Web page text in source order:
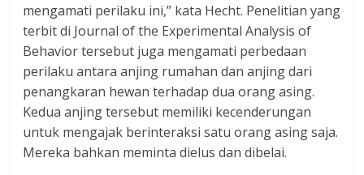
mengamati perilaku ini,” kata Hecht. Penelitian yang
terbit di Journal of the Experimental Analysis of
Behavior tersebut juga mengamati perbedaan
perilaku antara anjing rumahan dan anjing dari
penangkaran hewan terhadap dua orang asing.
Kedua anjing tersebut memiliki kecenderungan
untuk mengajak berinteraksi satu orang asing saja.
Mereka bahkan meminta dielus dan dibelai.